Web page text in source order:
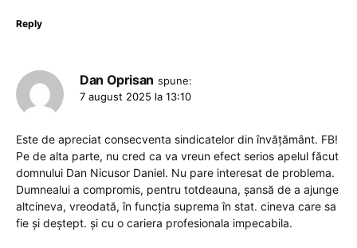
Reply
Dan Oprisan spune:
7 august 2025 la 13:10
Este de apreciat consecventa sindicatelor din învățământ. FB!
Pe de alta parte, nu cred ca va vreun efect serios apelul făcut
domnului Dan Nicusor Daniel. Nu pare interesat de problema.
Dumnealui a compromis, pentru totdeauna, șansă de a ajunge
altcineva, vreodată, în funcția suprema în stat. cineva care sa
fie și deștept. și cu o cariera profesionala impecabila.